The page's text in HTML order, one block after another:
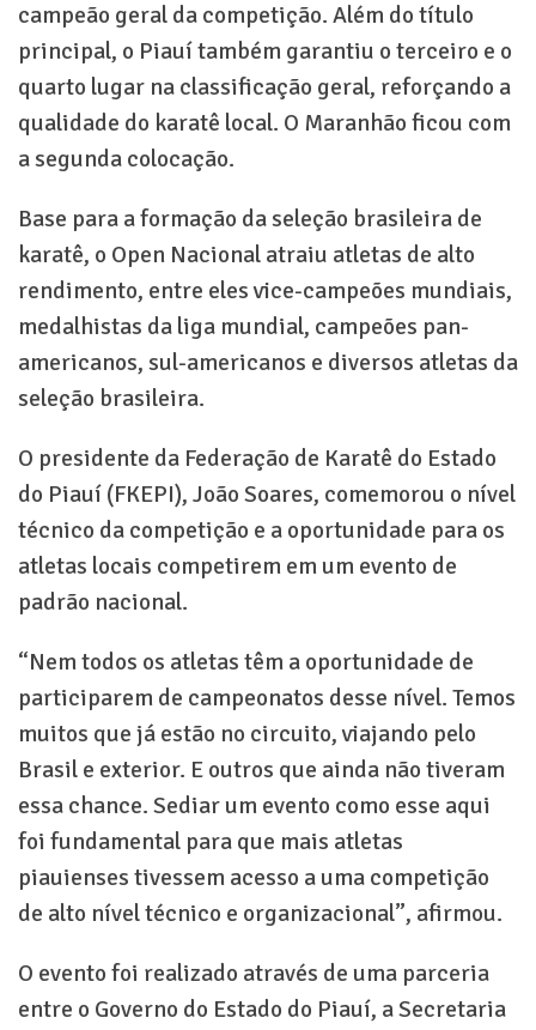
campeão geral da competição. Além do título
principal, o Piauí também garantiu o terceiro e o
quarto lugar na classificação geral, reforçando a
qualidade do karatê local. O Maranhão ficou com
a segunda colocação.
Base para a formação da seleção brasileira de
karatê, o Open Nacional atraiu atletas de alto
rendimento, entre eles vice-campeões mundiais,
medalhistas da liga mundial, campeões pan-
americanos, sul-americanos e diversos atletas da
seleção brasileira.
O presidente da Federação de Karatê do Estado
do Piauí (FKEPI), João Soares, comemorou o nível
técnico da competição e a oportunidade para os
atletas locais competirem em um evento de
padrão nacional.
“Nem todos os atletas têm a oportunidade de
participarem de campeonatos desse nível. Temos
muitos que já estão no circuito, viajando pelo
Brasil e exterior. E outros que ainda não tiveram
essa chance. Sediar um evento como esse aqui
foi fundamental para que mais atletas
piauienses tivessem acesso a uma competição
de alto nível técnico e organizacional”, afirmou.
O evento foi realizado através de uma parceria
entre o Governo do Estado do Piauí, a Secretaria